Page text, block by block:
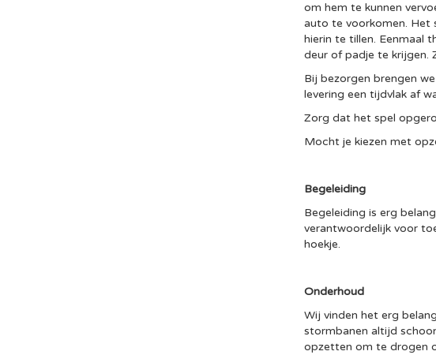
om hem te kunnen
auto te voorkomen. Het
hierin te tillen. Eenmaal
deur of padje te krijgen.
Bij bezorgen brengen
levering een tijdvlak af
Zorg dat het spel
Mocht je kiezen met
Begeleiding
Begeleiding is erg
verantwoordelijk voor
hoekje.
Onderhoud
Wij vinden het erg
stormbanen altijd
opzetten om te drogen